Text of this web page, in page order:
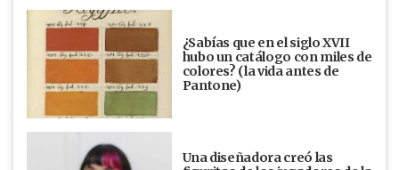
¿Sabías que en el siglo XVII
hubo un catálogo con miles de
colores? (la vida antes de
Pantone)
Una diseñadora creó las